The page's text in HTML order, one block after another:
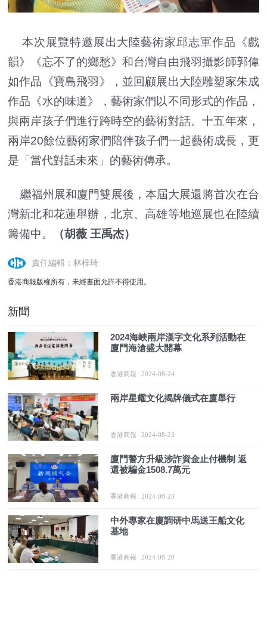
本次展覽特邀展出大陸藝術家邱志軍作品《戲
韻》《忘不了的鄉愁》和台灣自由飛羽攝影師郭偉
如作品《寶島飛羽》，並回顧展出大陸雕塑家朱成
作品《水的味道》，藝術家們以不同形式的作品，
與兩岸孩子們進行跨時空的藝術對話。十五年來，
兩岸20餘位藝術家們陪伴孩子們一起藝術成長，更
是「當代對話未來」的藝術傳承。
繼福州展和廈門雙展後，本屆大展還將首次在台
灣新北和花蓮舉辦，北京、高雄等地巡展也在陸續
籌備中。
（胡薇 王禹杰）
責任編輯：林梓琦
香港商報版權所有，未經書面允許不得使用。
新聞
2024海峽兩岸漢字文化系列活動在
廈門海滄盛大開幕
香港商報 2024-08-24
兩岸星耀文化揭牌儀式在廈舉行
香港商報 2024-08-23
廈門警方升級涉詐資金止付機制 返
還被騙金1508.7萬元
香港商報 2024-08-23
中外專家在廈調研中馬送王船文化
基地
香港商報 2024-08-20